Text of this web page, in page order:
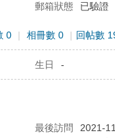
郵箱狀態 已驗證
0 | 相冊數 0 | 回帖數
生日 -
最後訪問
2021-